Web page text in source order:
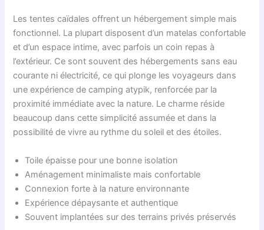
Les tentes caïdales offrent un hébergement simple mais
fonctionnel. La plupart disposent d’un matelas confortable
et d’un espace intime, avec parfois un coin repas à
l’extérieur. Ce sont souvent des hébergements sans eau
courante ni électricité, ce qui plonge les voyageurs dans
une expérience de camping atypik, renforcée par la
proximité immédiate avec la nature. Le charme réside
beaucoup dans cette simplicité assumée et dans la
possibilité de vivre au rythme du soleil et des étoiles.
Toile épaisse pour une bonne isolation
Aménagement minimaliste mais confortable
Connexion forte à la nature environnante
Expérience dépaysante et authentique
Souvent implantées sur des terrains privés préservés